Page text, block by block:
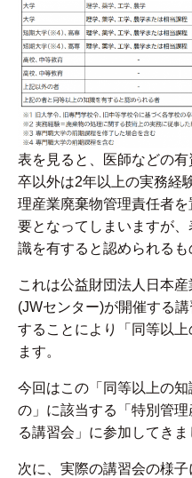
表を見ると、医師などの
卒以外は2年以上の実務経
理産業廃棄物管理責任者
要となってしまいますが
識を有すると認められるも
これは公益財団法人日本
(JWセンター)が開催する
することにより「同等以
ます。
今回はこの「同等以上の
の」に該当する「特別管
る講習会」に参加してきま
次に、実際の講習会の様